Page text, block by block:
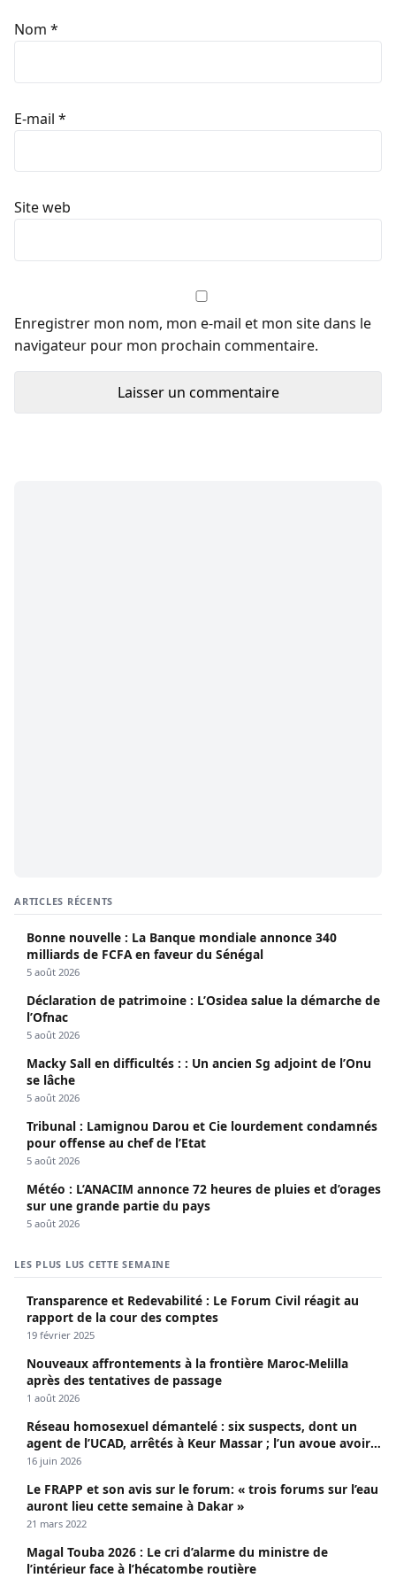
Nom *
E-mail *
Site web
Enregistrer mon nom, mon e-mail et mon site dans le
navigateur pour mon prochain commentaire.
ARTICLES RÉCENTS
Bonne nouvelle : La Banque mondiale annonce 340
milliards de FCFA en faveur du Sénégal
5 août 2026
Déclaration de patrimoine : L’Osidea salue la démarche de
l’Ofnac
5 août 2026
Macky Sall en difficultés : : Un ancien Sg adjoint de l’Onu
se lâche
5 août 2026
Tribunal : Lamignou Darou et Cie lourdement condamnés
pour offense au chef de l’Etat
5 août 2026
Météo : L’ANACIM annonce 72 heures de pluies et d’orages
sur une grande partie du pays
5 août 2026
LES PLUS LUS CETTE SEMAINE
Transparence et Redevabilité : Le Forum Civil réagit au
rapport de la cour des comptes
19 février 2025
Nouveaux affrontements à la frontière Maroc-Melilla
après des tentatives de passage
1 août 2026
Réseau homosexuel démantelé : six suspects, dont un
agent de l’UCAD, arrêtés à Keur Massar ; l’un avoue avoir
propagé le VIH depuis 2018
16 juin 2026
Le FRAPP et son avis sur le forum: « trois forums sur l’eau
auront lieu cette semaine à Dakar »
21 mars 2022
Magal Touba 2026 : Le cri d’alarme du ministre de
l’intérieur face à l’hécatombe routière